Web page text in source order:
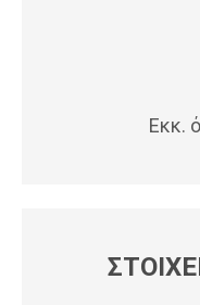
Εκκ.